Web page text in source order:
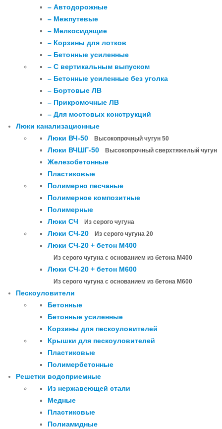
– Автодорожные
– Межпутевые
– Мелкосидящие
– Корзины для лотков
– Бетонные усиленные
– С вертикальным выпуском
– Бетонные усиленные без уголка
– Бортовые ЛВ
– Прикромочные ЛВ
– Для мостовых конструкций
Люки канализационные
Люки ВЧ-50
Высокопрочный чугун 50
Люки ВЧШГ-50 Высокопрочный сверхтяжелый чугун
Железобетонные
Пластиковые
Полимерно песчаные
Полимерное композитные
Полимерные
Люки СЧ
Из серого чугуна
Люки СЧ-20 Из серого чугуна 20
Люки СЧ-20 + бетон М400
Из серого чугуна с основанием из бетона М400
Люки СЧ-20 + бетон М600
Из серого чугуна с основанием из бетона М600
Пескоуловители
Бетонные
Бетонные усиленные
Корзины для пескоуловителей
Крышки для пескоуловителей
Пластиковые
Полимербетонные
Решетки водоприемные
Из нержавеющей стали
Медные
Пластиковые
Полиамидные